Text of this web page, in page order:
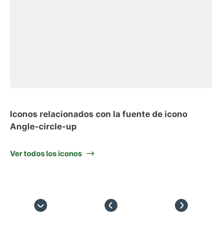
Iconos relacionados con la fuente de icono
Angle-circle-up
Ver todos los iconos